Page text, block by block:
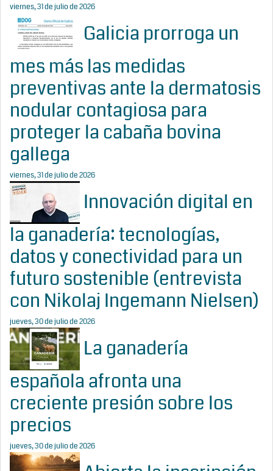
viernes, 31 de julio de 2026
Galicia prorroga un
mes más las medidas
preventivas ante la dermatosis
nodular contagiosa para
proteger la cabaña bovina
gallega
viernes, 31 de julio de 2026
Innovación digital en
la ganadería: tecnologías,
datos y conectividad para un
futuro sostenible (entrevista
con Nikolaj Ingemann Nielsen)
jueves, 30 de julio de 2026
La ganadería
española afronta una
creciente presión sobre los
precios
jueves, 30 de julio de 2026